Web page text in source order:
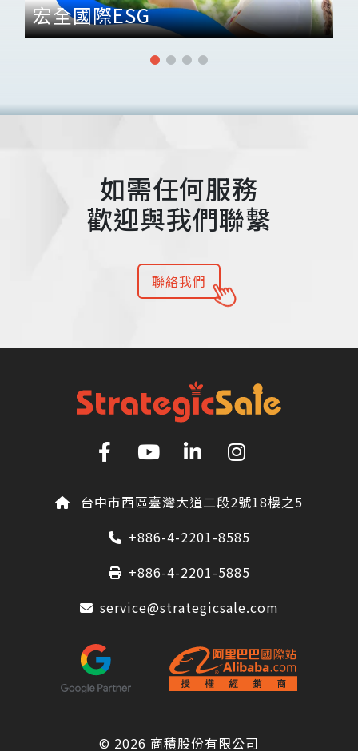
宏全國際ESG
如需任何服務
歡迎與我們聯繫
聯絡我們
台中市西區臺灣大道二段2號18樓之5
+886-4-2201-8585
+886-4-2201-5885
service@strategicsale.com
© 2026 商積股份有限公司